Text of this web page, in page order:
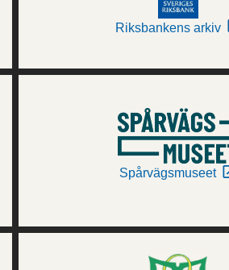
Riksbankens arkiv
Spårvägsmuseet